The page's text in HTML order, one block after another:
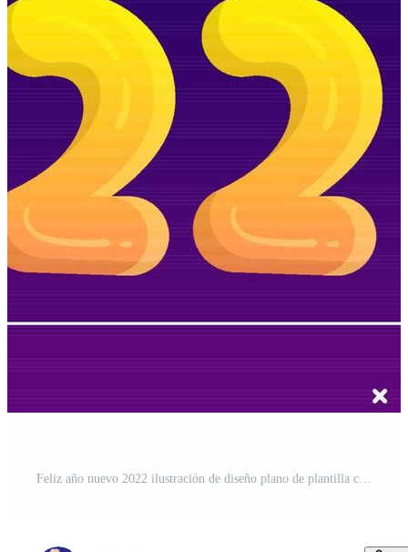
Feliz año nuevo 2022 ilustración de diseño plano de plantilla con cintas y confeti sobre un fondo colorido para carteles, folletos o pancartas Vector Pro